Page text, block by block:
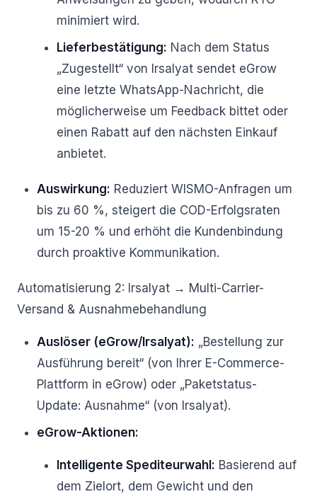
minimiert wird.
Lieferbestätigung: Nach dem Status
„Zugestellt“ von Irsalyat sendet eGrow
eine letzte WhatsApp-Nachricht, die
möglicherweise um Feedback bittet oder
einen Rabatt auf den nächsten Einkauf
anbietet.
Auswirkung: Reduziert WISMO-Anfragen um
bis zu 60 %, steigert die COD-Erfolgsraten
um 15-20 % und erhöht die Kundenbindung
durch proaktive Kommunikation.
Automatisierung 2: Irsalyat → Multi-Carrier-
Versand & Ausnahmebehandlung
Auslöser (eGrow/Irsalyat): „Bestellung zur
Ausführung bereit“ (von Ihrer E-Commerce-
Plattform in eGrow) oder „Paketstatus-
Update: Ausnahme“ (von Irsalyat).
eGrow-Aktionen:
Intelligente Spediteurwahl: Basierend auf
dem Zielort, dem Gewicht und den